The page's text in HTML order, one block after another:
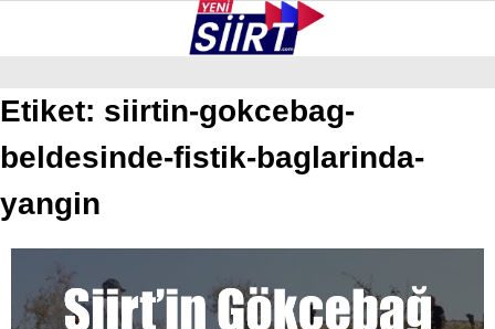
GALERİ VİDEO YAZARLAR
ERUH
PERVARI
Etiket: siirtin-gokcebag-
beldesinde-fistik-baglarinda-
yangin